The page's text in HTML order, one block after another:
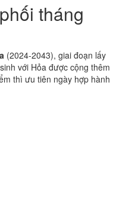
tháng
(2024-2043), giai đoạn lấy
với Hỏa được cộng thêm
thì ưu tiên ngày hợp hành